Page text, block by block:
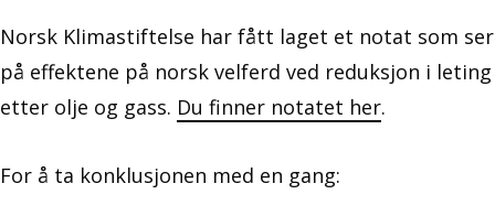
Norsk Klimastiftelse har fått laget et notat som ser
på effektene på norsk velferd ved reduksjon i leting
etter olje og gass. Du finner notatet her.
For å ta konklusjonen med en gang: